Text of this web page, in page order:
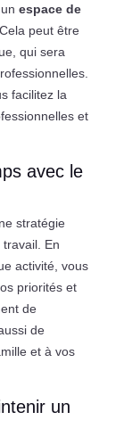
espace de
peut être
qui sera
facilitez la
et
avec le
stratégie
En
activité, vous
priorités et
de
de
et à vos
un